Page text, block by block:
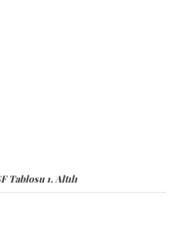
Tablosu 1. Altılı